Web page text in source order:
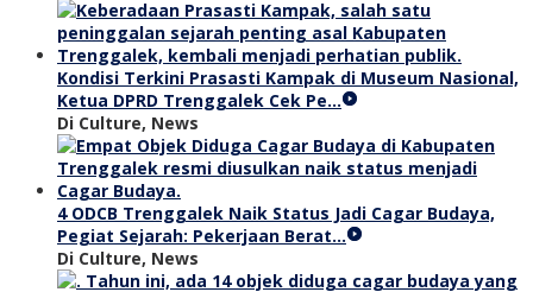
Kondisi Terkini Prasasti Kampak di Museum Nasional,
Ketua DPRD Trenggalek Cek Pe…
Di Culture, News
4 ODCB Trenggalek Naik Status Jadi Cagar Budaya,
Pegiat Sejarah: Pekerjaan Berat…
Di Culture, News